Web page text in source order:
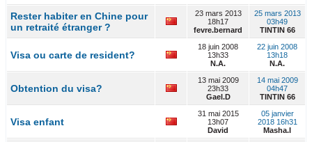
Rester habiter en Chine pour
un retraité étranger ?
23 mars 2013
18h17
fevre.bernard
25 mars 2013
03h49
TINTIN 66
Visa ou carte de resident?
18 juin 2008
13h33
N.A.
22 juin 2008
13h18
N.A.
Obtention du visa?
13 mai 2009
23h33
Gael.D
14 mai 2009
04h47
TINTIN 66
Visa enfant
31 mai 2015
13h07
David
05 janvier
2018 16h31
Masha.I